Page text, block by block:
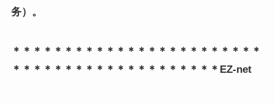
务）。
＊＊＊＊＊＊＊＊＊＊＊＊＊＊＊＊＊＊＊＊＊＊＊＊
＊＊＊＊＊＊＊＊＊＊＊＊＊＊＊＊＊＊＊＊EZ-net